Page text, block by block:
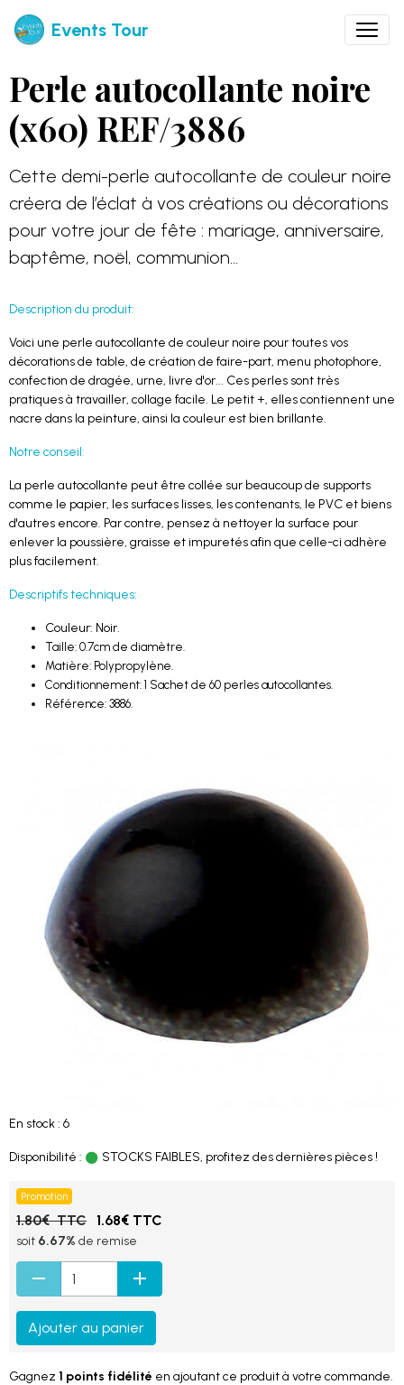
Events Tour
Perle autocollante noire
(x60) REF/3886
Cette demi-perle autocollante de couleur noire
créera de l’éclat à vos créations ou décorations
pour votre jour de fête : mariage, anniversaire,
baptême, noël, communion…
Description du produit:
Voici une perle autocollante de couleur noire pour toutes vos
décorations de table, de création de faire-part, menu photophore,
confection de dragée, urne, livre d'or... Ces perles sont très
pratiques à travailler, collage facile. Le petit +, elles contiennent une
nacre dans la peinture, ainsi la couleur est bien brillante.
Notre conseil:
La perle autocollante peut être collée sur beaucoup de supports
comme le papier, les surfaces lisses, les contenants, le PVC et biens
d'autres encore. Par contre, pensez à nettoyer la surface pour
enlever la poussière, graisse et impuretés afin que celle-ci adhère
plus facilement.
Descriptifs techniques:
Couleur: Noir.
Taille: 0.7cm de diamètre.
Matière: Polypropylène.
Conditionnement: 1 Sachet de 60 perles autocollantes.
Référence: 3886.
En stock : 6
Disponibilité : STOCKS FAIBLES, profitez des dernières pièces !
Promotion
1.80€ TTC 1.68€ TTC
soit 6.67% de remise
Ajouter au panier
Gagnez 1 points fidélité en ajoutant ce produit à votre commande.